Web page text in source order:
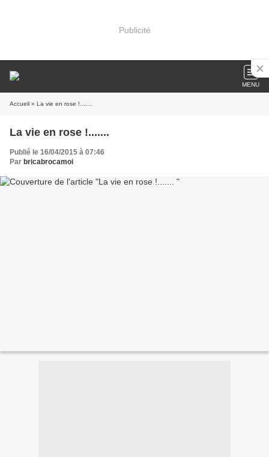
Publicité
MENU
Accueil » La vie en rose !.......
La vie en rose !.......
Publié le 16/04/2015 à 07:46
Par bricabrocamoi